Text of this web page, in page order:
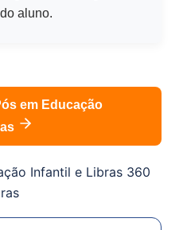
aluno.
em Educação
Infantil e Libras 360